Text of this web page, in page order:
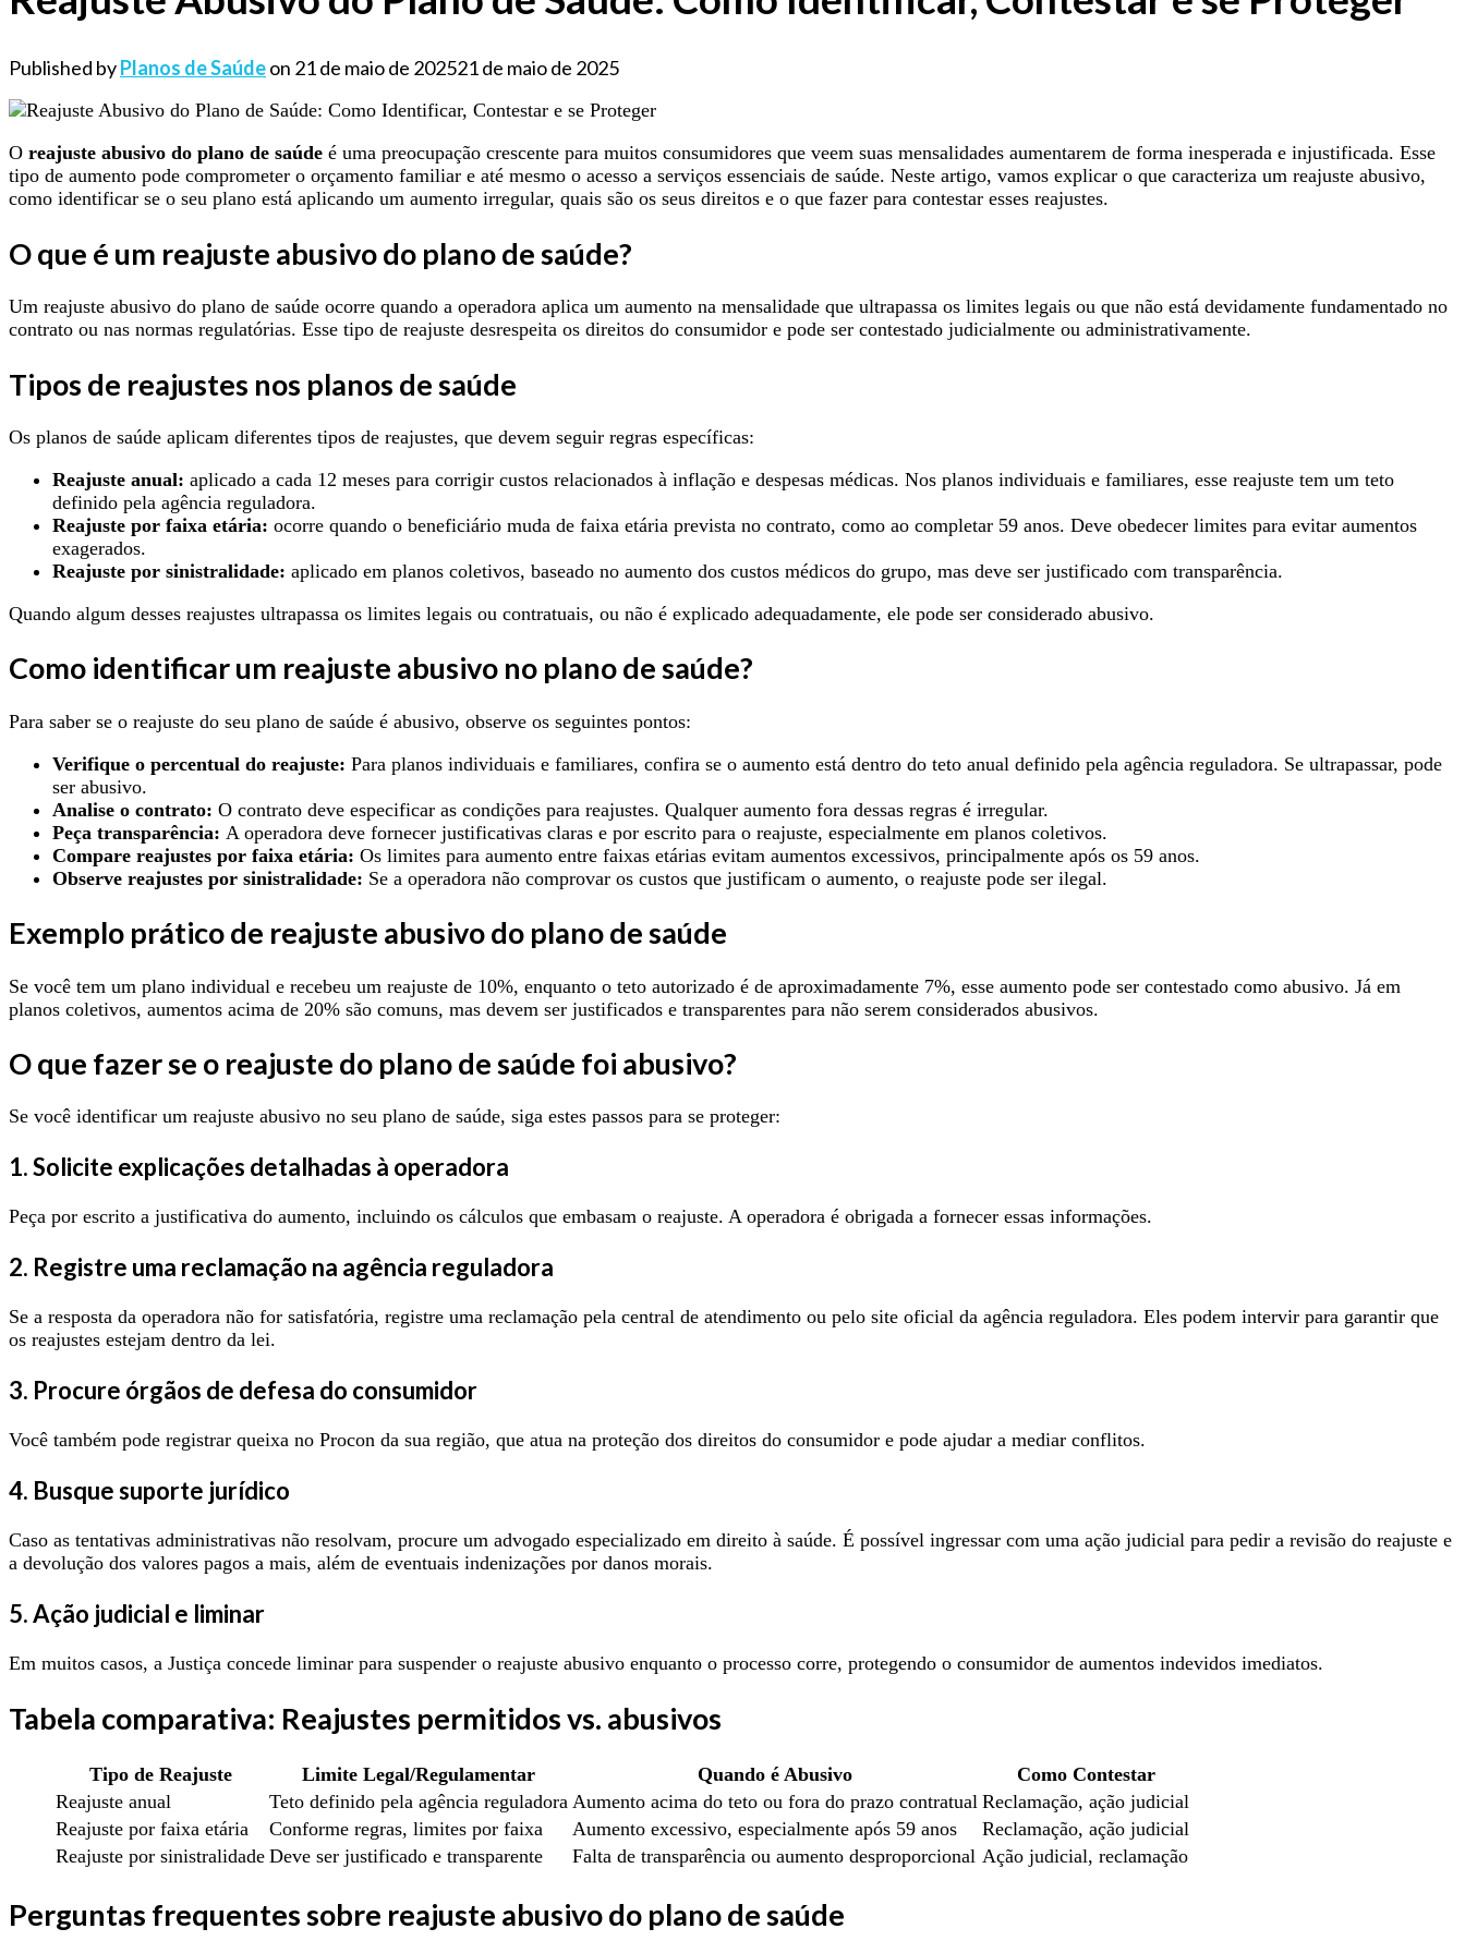
Published byPlanos de Saúdeon 21 de maio de 202521 de maio de 2025
O reajuste abusivo do plano de saúde é uma preocupação crescente para muitos consumidores que veem suas mensalidades aumentarem de forma inesperada e injustificada. Esse
tipo de aumento pode comprometer o orçamento familiar e até mesmo o acesso a serviços essenciais de saúde. Neste artigo, vamos explicar o que caracteriza um reajuste abusivo,
como identificar se o seu plano está aplicando um aumento irregular, quais são os seus direitos e o que fazer para contestar esses reajustes.
O que é um reajuste abusivo do plano de saúde?
Um reajuste abusivo do plano de saúde ocorre quando a operadora aplica um aumento na mensalidade que ultrapassa os limites legais ou que não está devidamente fundamentado no
contrato ou nas normas regulatórias. Esse tipo de reajuste desrespeita os direitos do consumidor e pode ser contestado judicialmente ou administrativamente.
Tipos de reajustes nos planos de saúde
Os planos de saúde aplicam diferentes tipos de reajustes, que devem seguir regras específicas:
Reajuste anual: aplicado a cada 12 meses para corrigir custos relacionados à inflação e despesas médicas. Nos planos individuais e familiares, esse reajuste tem um teto
definido pela agência reguladora.
Reajuste por faixa etária: ocorre quando o beneficiário muda de faixa etária prevista no contrato, como ao completar 59 anos. Deve obedecer limites para evitar aumentos
exagerados.
Reajuste por sinistralidade: aplicado em planos coletivos, baseado no aumento dos custos médicos do grupo, mas deve ser justificado com transparência.
Quando algum desses reajustes ultrapassa os limites legais ou contratuais, ou não é explicado adequadamente, ele pode ser considerado abusivo.
Como identificar um reajuste abusivo no plano de saúde?
Para saber se o reajuste do seu plano de saúde é abusivo, observe os seguintes pontos:
Verifique o percentual do reajuste: Para planos individuais e familiares, confira se o aumento está dentro do teto anual definido pela agência reguladora. Se ultrapassar, pode
ser abusivo.
Analise o contrato: O contrato deve especificar as condições para reajustes. Qualquer aumento fora dessas regras é irregular.
Peça transparência: A operadora deve fornecer justificativas claras e por escrito para o reajuste, especialmente em planos coletivos.
Compare reajustes por faixa etária: Os limites para aumento entre faixas etárias evitam aumentos excessivos, principalmente após os 59 anos.
Observe reajustes por sinistralidade: Se a operadora não comprovar os custos que justificam o aumento, o reajuste pode ser ilegal.
Exemplo prático de reajuste abusivo do plano de saúde
Se você tem um plano individual e recebeu um reajuste de 10%, enquanto o teto autorizado é de aproximadamente 7%, esse aumento pode ser contestado como abusivo. Já em
planos coletivos, aumentos acima de 20% são comuns, mas devem ser justificados e transparentes para não serem considerados abusivos.
O que fazer se o reajuste do plano de saúde foi abusivo?
Se você identificar um reajuste abusivo no seu plano de saúde, siga estes passos para se proteger:
1. Solicite explicações detalhadas à operadora
Peça por escrito a justificativa do aumento, incluindo os cálculos que embasam o reajuste. A operadora é obrigada a fornecer essas informações.
2. Registre uma reclamação na agência reguladora
Se a resposta da operadora não for satisfatória, registre uma reclamação pela central de atendimento ou pelo site oficial da agência reguladora. Eles podem intervir para garantir que
os reajustes estejam dentro da lei.
3. Procure órgãos de defesa do consumidor
Você também pode registrar queixa no Procon da sua região, que atua na proteção dos direitos do consumidor e pode ajudar a mediar conflitos.
4. Busque suporte jurídico
Caso as tentativas administrativas não resolvam, procure um advogado especializado em direito à saúde. É possível ingressar com uma ação judicial para pedir a revisão do reajuste e
a devolução dos valores pagos a mais, além de eventuais indenizações por danos morais.
5. Ação judicial e liminar
Em muitos casos, a Justiça concede liminar para suspender o reajuste abusivo enquanto o processo corre, protegendo o consumidor de aumentos indevidos imediatos.
Tabela comparativa: Reajustes permitidos vs. abusivos
Tipo de Reajuste Limite Legal/Regulamentar Quando é Abusivo
Como Contestar
Reajuste anual
Teto definido pela agência reguladora Aumento acima do teto ou fora do prazo contratual Reclamação, ação judicial
Reajuste por faixa etária
Conforme regras, limites por faixa Aumento excessivo, especialmente após 59 anos
Reclamação, ação judicial
Reajuste por sinistralidade Deve ser justificado e transparente Falta de transparência ou aumento desproporcional Ação judicial, reclamação
Perguntas frequentes sobre reajuste abusivo do plano de saúde